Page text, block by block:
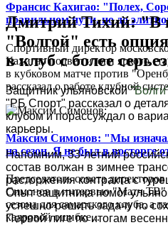
Франсис Кахигао: "Полех,
правильном пути, но до
Спортивный директор
Кахигао подвел итоги яркого
в кубковом матче против
рассказал о работе клубной
Максим Симонов: "Мы
на сезон. Я не был в восторге
Председатель совета
Симонов в интервью "Матч ТВ"
сезона для самарского клуба, а
кадровой ошибке...
Дмитрий Тихий: "В
"Волгой" есть опция
в клуб с более
Защитник ульяновской
"РБ Спорт" рассказал о
клубом и порассуждал о
карьеры.
Напомним, 33-летний
состав волжан в зимнее
расторжения контракта с
Опыт защитника помог
успешно решить задачу по
Первой лиге по итогам